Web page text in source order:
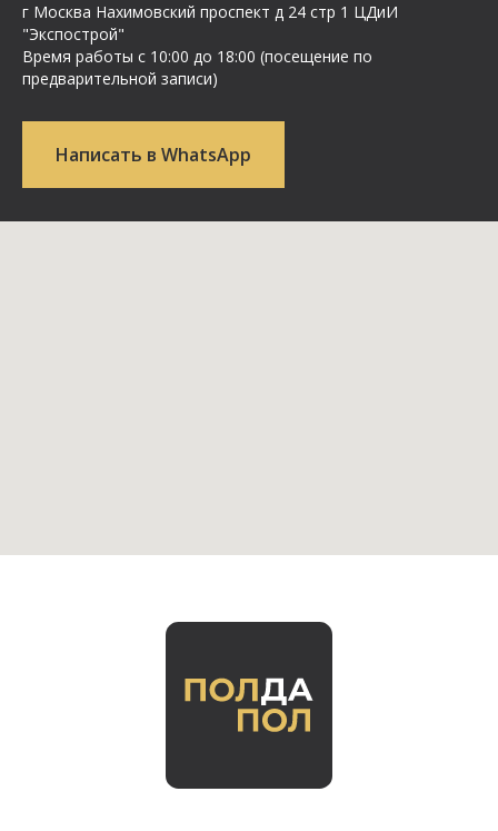
г Москва Нахимовский проспект д 24 стр 1 ЦДиИ
"Экспострой"
Время работы с 10:00 до 18:00 (посещение по
предварительной записи)
Написать в WhatsApp